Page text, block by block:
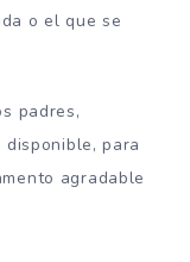
o el que se
padres,
para
agradable